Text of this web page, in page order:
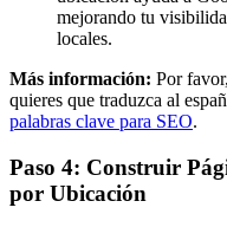
mejorando tu
locales.
Más información: Por
quieres que traduzca al
palabras clave para SEO.
Paso 4: Construir
por Ubicación